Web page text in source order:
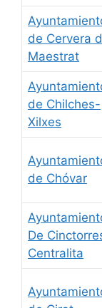
de Cervera
Maestrat
de Chilches-
Xilxes
de Chóvar
De
Centralita